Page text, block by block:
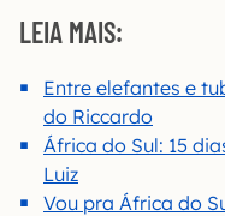
LEIA MAIS:
Entre elefantes e
do Riccardo
África do Sul: 15
Luiz
Vou pra África do